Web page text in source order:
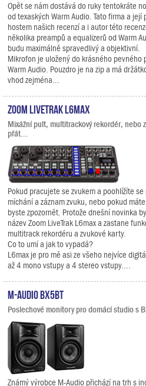
Opět se nám dostává do ruky tentokráte
od texaských Warm Audio. Tato firma a
hostem našich recenzí a i autor této
několika preampů a equalizerů od Warm
budu maximálně spravedlivý a objektivní.
Mikrofon je uložený do krásného
Warm Audio. Pouzdro je na zip a má
vhod zejména...
Zoom LiveTrak L6max
Mixážní pult, multitrackový rekordér, nebo
přát...
Pokud pracujete se zvukem a poohlížíte
míchání a záznam zvuku, nebo pokud
byste zpozornět. Protože dnešní novinka
název Zoom LiveTrak L6max a zastane
multitrack rekordéru a zvukové karty.
Co to umí a jak to vypadá?
L6max je pro mě asi ze všeho nejvíce
až 4 mono vstupy a 4 stereo vstupy....
M-Audio BX5BT
Poslechové monitory pro domácí studio s
Známý výrobce M-Audio přichází na trh s